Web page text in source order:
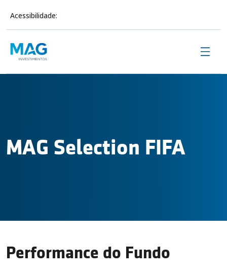
Acessibilidade:
Investimentos
MAG Selection FIFA
Performance do Fundo